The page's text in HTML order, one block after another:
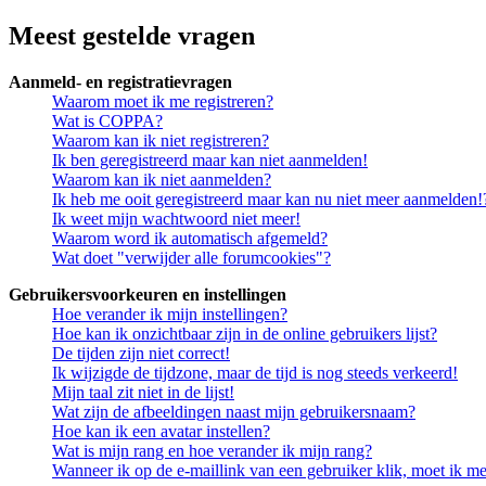
Meest gestelde vragen
Aanmeld- en registratievragen
Waarom moet ik me registreren?
Wat is COPPA?
Waarom kan ik niet registreren?
Ik ben geregistreerd maar kan niet aanmelden!
Waarom kan ik niet aanmelden?
Ik heb me ooit geregistreerd maar kan nu niet meer
Ik weet mijn wachtwoord niet meer!
Waarom word ik automatisch afgemeld?
Wat doet "verwijder alle forumcookies"?
Gebruikersvoorkeuren en instellingen
Hoe verander ik mijn instellingen?
Hoe kan ik onzichtbaar zijn in de online gebruikers lijst?
De tijden zijn niet correct!
Ik wijzigde de tijdzone, maar de tijd is nog steeds verkeerd!
Mijn taal zit niet in de lijst!
Wat zijn de afbeeldingen naast mijn gebruikersnaam?
Hoe kan ik een avatar instellen?
Wat is mijn rang en hoe verander ik mijn rang?
Wanneer ik op de e-maillink van een gebruiker klik, moet ik